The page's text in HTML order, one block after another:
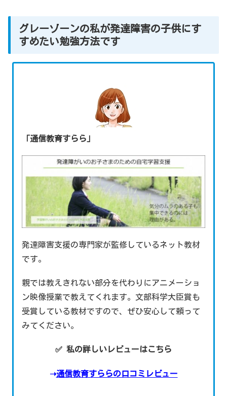
グレーゾーンの私が発達障害の子供にす
すめたい勉強方法です
「通信教育すらら」
発達障害支援の専門家が監修しているネット教材
です。
親では教えきれない部分を代わりにアニメーショ
ン映像授業で教えてくれます。文部科学大臣賞も
受賞している教材ですので、ぜひ安心して頼って
みてください。
✅ 私の詳しいレビューはこちら
➝通信教育すららの口コミレビュー